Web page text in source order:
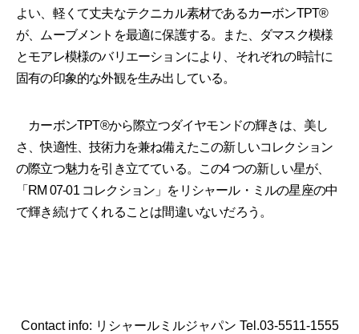
よい、軽くて丈夫なテクニカル素材であるカーボンTPT®
が、ムーブメントを最適に保護する。また、ダマスク模様
とモアレ模様のバリエーションにより、それぞれの時計に
固有の印象的な外観を生み出している。
カーボンTPT®から際立つダイヤモンドの輝きは、美し
さ、快適性、技術力を兼ね備えたこの新しいコレクション
の際立つ魅力を引き立てている。この4 つの新しい星が、
「RM 07-01 コレクション」をリシャール・ミルの星座の中
で輝き続けてくれることは間違いないだろう。
Contact info: リシャールミルジャパン Tel.03-5511-1555